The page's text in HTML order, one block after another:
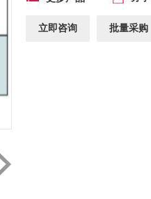
立即咨询 批量采购